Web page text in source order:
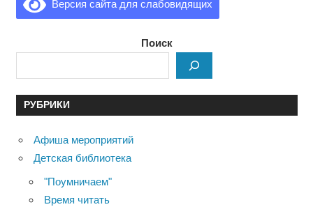
Версия сайта для слабовидящих
Поиск
РУБРИКИ
Афиша мероприятий
Детская библиотека
"Поумничаем"
Время читать